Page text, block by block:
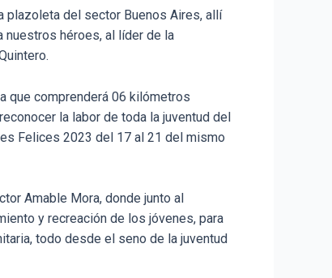
plazoleta del sector Buenos Aires, allí
nuestros héroes, al líder de la
que comprenderá 06 kilómetros
la labor de toda la juventud del
Felices 2023 del 17 al 21 del mismo
Amable Mora, donde junto al
y recreación de los jóvenes, para
todo desde el seno de la juventud